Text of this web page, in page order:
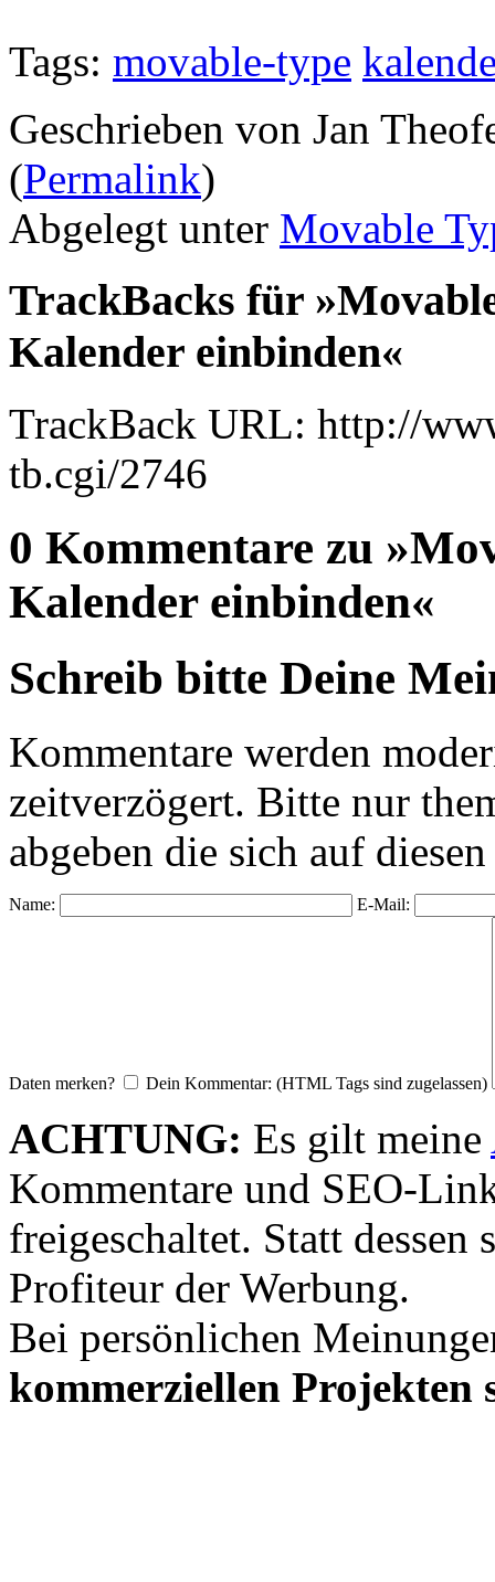
Tags: movable-type
Geschrieben von Jan
(Permalink)
Abgelegt unter Movable
TrackBacks für
Kalender einbinden«
TrackBack URL: http://
tb.cgi/2746
0 Kommentare zu
Kalender einbinden«
Schreib bitte Deine
Kommentare werden
zeitverzögert. Bitte nur
abgeben die sich auf
Name: E-Mail:
Daten merken? Dein Kommentar: (HTML Tags sind zugelassen)
ACHTUNG: Es gilt meine
Kommentare und SEO-
freigeschaltet. Statt dessen
Profiteur der Werbung.
Bei persönlichen
kommerziellen Projekten